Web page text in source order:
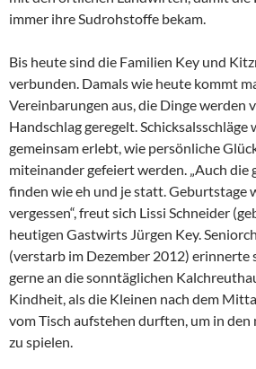
immer ihre Sudrohstoffe bekam.
Bis heute sind die Familien Key und
verbunden. Damals wie heute kommt
Vereinbarungen aus, die Dinge werden
Handschlag geregelt. Schicksalsschläge
gemeinsam erlebt, wie persönliche
miteinander gefeiert werden. „Auch die
finden wie eh und je statt. Geburtstage
vergessen“, freut sich Lissi Schneider
heutigen Gastwirts Jürgen Key.
(verstarb im Dezember 2012) erinnerte
gerne an die sonntäglichen
Kindheit, als die Kleinen nach dem
vom Tisch aufstehen durften, um in
zu spielen.